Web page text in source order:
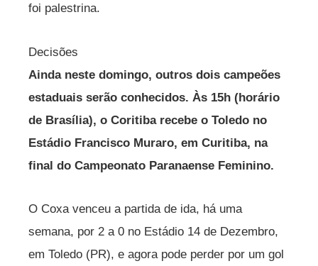
foi palestrina.
Decisões
Ainda neste domingo, outros dois campeões
estaduais serão conhecidos. Às 15h (horário
de Brasília), o Coritiba recebe o Toledo no
Estádio Francisco Muraro, em Curitiba, na
final do Campeonato Paranaense Feminino.
O Coxa venceu a partida de ida, há uma
semana, por 2 a 0 no Estádio 14 de Dezembro,
em Toledo (PR), e agora pode perder por um gol